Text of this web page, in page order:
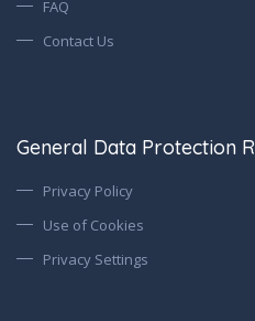
FAQ
Contact Us
General Data Protection
Privacy Policy
Use of Cookies
Privacy Settings